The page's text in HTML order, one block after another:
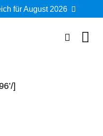
für August 2026
]